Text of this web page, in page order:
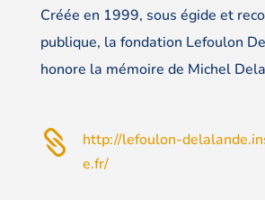
Créée en 1999, sous égide et
publique, la fondation Lefoulon
honore la mémoire de Michel

http://lefoulon-
e.fr/